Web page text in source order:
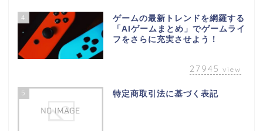
4
ゲームの最新トレンドを網羅する
「AIゲームまとめ」でゲームライ
フをさらに充実させよう！
27945 view
5 特定商取引法に基づく表記